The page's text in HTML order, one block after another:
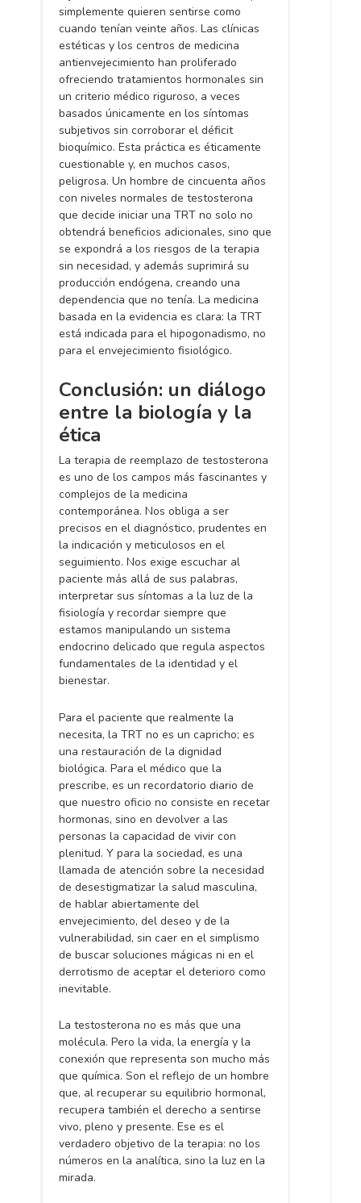
simplemente quieren sentirse como
cuando tenían veinte años. Las clínicas
estéticas y los centros de medicina
antienvejecimiento han proliferado
ofreciendo tratamientos hormonales sin
un criterio médico riguroso, a veces
basados únicamente en los síntomas
subjetivos sin corroborar el déficit
bioquímico. Esta práctica es éticamente
cuestionable y, en muchos casos,
peligrosa. Un hombre de cincuenta años
con niveles normales de testosterona
que decide iniciar una TRT no solo no
obtendrá beneficios adicionales, sino que
se expondrá a los riesgos de la terapia
sin necesidad, y además suprimirá su
producción endógena, creando una
dependencia que no tenía. La medicina
basada en la evidencia es clara: la TRT
está indicada para el hipogonadismo, no
para el envejecimiento fisiológico.
Conclusión: un diálogo
entre la biología y la
ética
La terapia de reemplazo de testosterona
es uno de los campos más fascinantes y
complejos de la medicina
contemporánea. Nos obliga a ser
precisos en el diagnóstico, prudentes en
la indicación y meticulosos en el
seguimiento. Nos exige escuchar al
paciente más allá de sus palabras,
interpretar sus síntomas a la luz de la
fisiología y recordar siempre que
estamos manipulando un sistema
endocrino delicado que regula aspectos
fundamentales de la identidad y el
bienestar.
Para el paciente que realmente la
necesita, la TRT no es un capricho; es
una restauración de la dignidad
biológica. Para el médico que la
prescribe, es un recordatorio diario de
que nuestro oficio no consiste en recetar
hormonas, sino en devolver a las
personas la capacidad de vivir con
plenitud. Y para la sociedad, es una
llamada de atención sobre la necesidad
de desestigmatizar la salud masculina,
de hablar abiertamente del
envejecimiento, del deseo y de la
vulnerabilidad, sin caer en el simplismo
de buscar soluciones mágicas ni en el
derrotismo de aceptar el deterioro como
inevitable.
La testosterona no es más que una
molécula. Pero la vida, la energía y la
conexión que representa son mucho más
que química. Son el reflejo de un hombre
que, al recuperar su equilibrio hormonal,
recupera también el derecho a sentirse
vivo, pleno y presente. Ese es el
verdadero objetivo de la terapia: no los
números en la analítica, sino la luz en la
mirada.